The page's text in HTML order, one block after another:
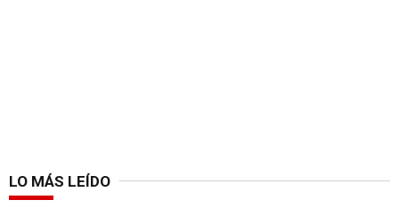
LO MÁS LEÍDO